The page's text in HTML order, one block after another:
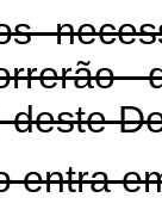
entra